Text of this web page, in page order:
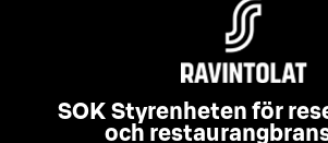
SOK Styrenheten för
och